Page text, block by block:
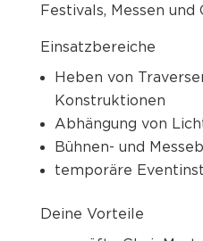
Festivals, Messen
Einsatzbereiche
Heben von
Konstruktionen
Abhängung von
Bühnen- und
temporäre
Deine Vorteile